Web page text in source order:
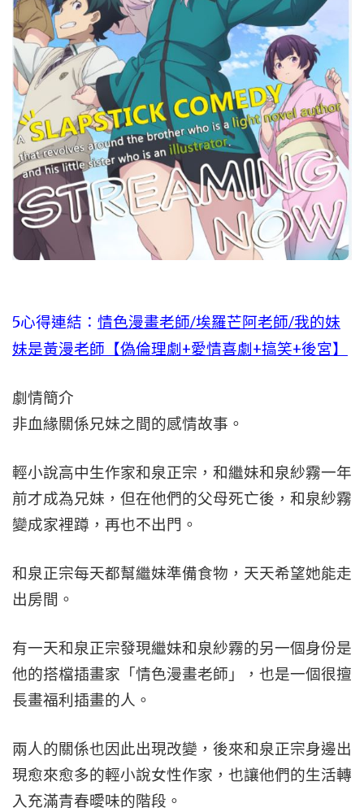
5心得連結： 情色漫畫老師/埃羅芒阿老師/我的妹
妹是黃漫老師【偽倫理劇+愛情喜劇+搞笑+後宮】
劇情簡介
非血緣關係兄妹之間的感情故事。
輕小說高中生作家和泉正宗，和繼妹和泉紗霧一年
前才成為兄妹，但在他們的父母死亡後，和泉紗霧
變成家裡蹲，再也不出門。
和泉正宗每天都幫繼妹準備食物，天天希望她能走
出房間。
有一天和泉正宗發現繼妹和泉紗霧的另一個身份是
他的搭檔插畫家「情色漫畫老師」，也是一個很擅
長畫福利插畫的人。
兩人的關係也因此出現改變，後來和泉正宗身邊出
現愈來愈多的輕小說女性作家，也讓他們的生活轉
入充滿青春曖味的階段。